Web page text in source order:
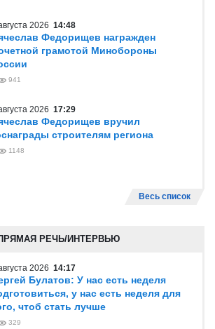
2026 14:48
Федорищев награжден
грамотой Минобороны
941
2026 17:29
Федорищев вручил
строителям региона
1148
Весь список
РЕЧЬ/ИНТЕРВЬЮ
2026 14:17
Булатов: У нас есть неделя
у нас есть неделя для
чтоб стать лучше
329